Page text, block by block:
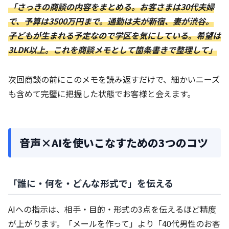
「さっきの商談の内容をまとめる。お客さまは30代夫婦
で、予算は3500万円まで。通勤は夫が新宿、妻が渋谷。
子どもが生まれる予定なので学区を気にしている。希望は
3LDK以上。これを商談メモとして箇条書きで整理して」
次回商談の前にこのメモを読み返すだけで、細かいニーズ
も含めて完璧に把握した状態でお客様と会えます。
音声×AIを使いこなすための3つのコツ
「誰に・何を・どんな形式で」を伝える
AIへの指示は、相手・目的・形式の3点を伝えるほど精度
が上がります。「メールを作って」より「40代男性のお客